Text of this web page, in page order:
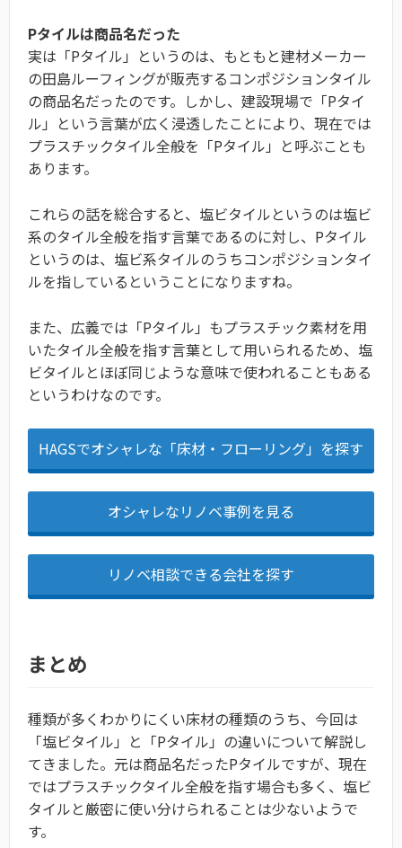
Pタイルは商品名だった
実は「Pタイル」というのは、もともと建材メーカー
の田島ルーフィングが販売するコンポジションタイル
の商品名だったのです。しかし、建設現場で「Pタイ
ル」という言葉が広く浸透したことにより、現在では
プラスチックタイル全般を「Pタイル」と呼ぶことも
あります。
これらの話を総合すると、塩ビタイルというのは塩ビ
系のタイル全般を指す言葉であるのに対し、Pタイル
というのは、塩ビ系タイルのうちコンポジションタイ
ルを指しているということになりますね。
また、広義では「Pタイル」もプラスチック素材を用
いたタイル全般を指す言葉として用いられるため、塩
ビタイルとほぼ同じような意味で使われることもある
というわけなのです。
HAGSでオシャレな「床材・フローリング」を探す
オシャレなリノベ事例を見る
リノベ相談できる会社を探す
まとめ
種類が多くわかりにくい床材の種類のうち、今回は
「塩ビタイル」と「Pタイル」の違いについて解説し
てきました。元は商品名だったPタイルですが、現在
ではプラスチックタイル全般を指す場合も多く、塩ビ
タイルと厳密に使い分けられることは少ないようで
す。